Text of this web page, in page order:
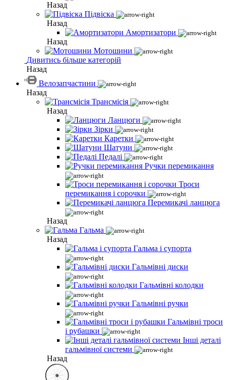
Назад
Підвіска
Назад
Амортизатори
Назад
Мотошини
Дивитись більше категорій
Назад
Велозапчастини
Назад
Трансмісія
Назад
Ланцюги
Зірки
Каретки
Шатуни
Педалі
Ручки перемикання
Троси
перемикання і сорочки
Перемикачі ланцюга
Назад
Гальма
Назад
Гальма і супорта
Гальмівні диски
Гальмівні колодки
Гальмівні ручки
Гальмівні троси
і рубашки
Інші деталі
гальмівної системи
Назад